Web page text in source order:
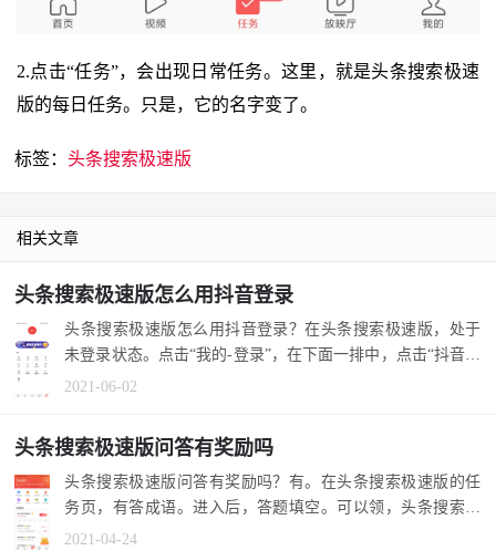
2.点击“任务”，会出现日常任务。这里，就是头条搜索极速
版的每日任务。只是，它的名字变了。
标签： 头条搜索极速版
相关文章
头条搜索极速版怎么用抖音登录
头条搜索极速版怎么用抖音登录？在头条搜索极速版，处于
未登录状态。点击“我的-登录”，在下面一排中，点击“抖音登
陆”即可。 1...
2021-06-02
头条搜索极速版问答有奖励吗
头条搜索极速版问答有奖励吗？有。在头条搜索极速版的任
务页，有答成语。进入后，答题填空。可以领，头条搜索极
速版的金币奖...
2021-04-24